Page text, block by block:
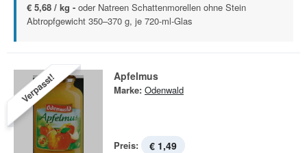
€ 5,68 / kg - oder Natreen Schattenmorellen ohne Stein
Abtropfgewicht 350–370 g, je 720-ml-Glas
Verpasst! Apfelmus
Marke: Odenwald
Preis: € 1,49